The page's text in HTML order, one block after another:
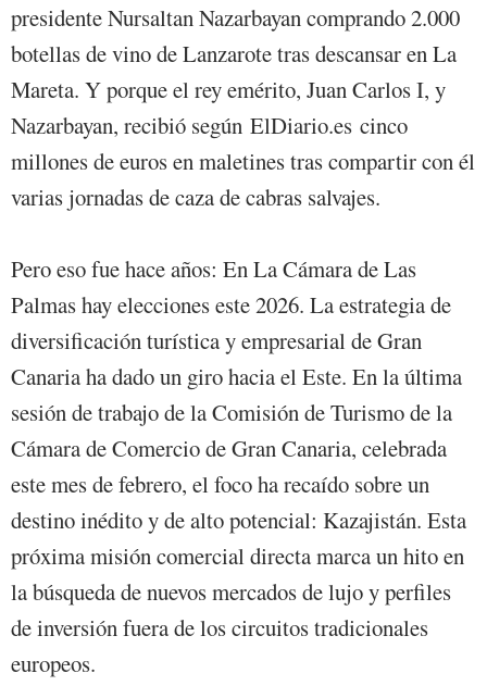
presidente Nursaltan Nazarbayan comprando 2.000
botellas de vino de Lanzarote tras descansar en La
Mareta. Y porque el rey emérito, Juan Carlos I, y
Nazarbayan, recibió según ElDiario.es cinco
millones de euros en maletines tras compartir con él
varias jornadas de caza de cabras salvajes.
Pero eso fue hace años: En La Cámara de Las
Palmas hay elecciones este 2026. La estrategia de
diversificación turística y empresarial de Gran
Canaria ha dado un giro hacia el Este. En la última
sesión de trabajo de la Comisión de Turismo de la
Cámara de Comercio de Gran Canaria, celebrada
este mes de febrero, el foco ha recaído sobre un
destino inédito y de alto potencial: Kazajistán. Esta
próxima misión comercial directa marca un hito en
la búsqueda de nuevos mercados de lujo y perfiles
de inversión fuera de los circuitos tradicionales
europeos.